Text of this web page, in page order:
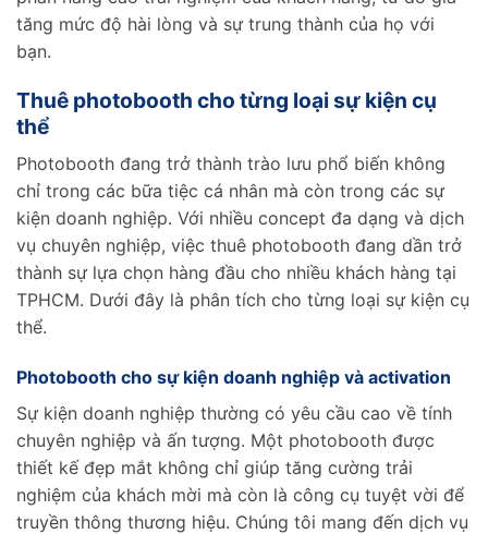
tăng mức độ hài lòng và sự trung thành của họ với
bạn.
Thuê photobooth cho từng loại sự kiện cụ
thể
Photobooth đang trở thành trào lưu phổ biến không
chỉ trong các bữa tiệc cá nhân mà còn trong các sự
kiện doanh nghiệp. Với nhiều concept đa dạng và dịch
vụ chuyên nghiệp, việc thuê photobooth đang dần trở
thành sự lựa chọn hàng đầu cho nhiều khách hàng tại
TPHCM. Dưới đây là phân tích cho từng loại sự kiện cụ
thể.
Photobooth cho sự kiện doanh nghiệp và activation
Sự kiện doanh nghiệp thường có yêu cầu cao về tính
chuyên nghiệp và ấn tượng. Một photobooth được
thiết kế đẹp mắt không chỉ giúp tăng cường trải
nghiệm của khách mời mà còn là công cụ tuyệt vời để
truyền thông thương hiệu. Chúng tôi mang đến dịch vụ